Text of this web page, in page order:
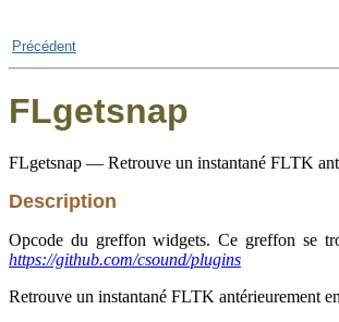
Précédent
FLgetsnap
FLgetsnap — Retrouve un instantané FLTK
Description
Opcode du greffon widgets. Ce greffon se
https://github.com/csound/plugins
Retrouve un instantané FLTK antérieurement